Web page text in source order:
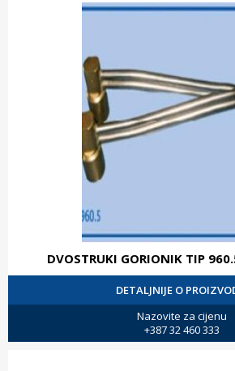
DVOSTRUKI GORIONIK TIP
DETALJNIJE O
Nazovite za cijenu
+387 32 460 333